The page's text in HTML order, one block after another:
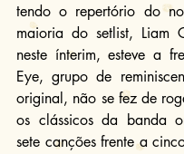
tendo o repertório do
maioria do setlist, Liam
neste ínterim, esteve a
Eye, grupo de
original, não se fez de
os clássicos da banda
sete canções frente a